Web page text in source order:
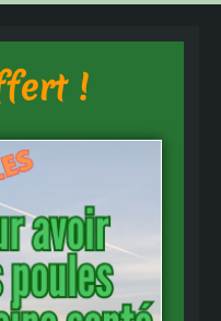
!